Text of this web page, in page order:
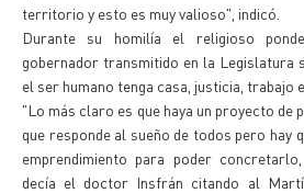
territorio y esto es muy valioso", indicó.
Durante su homilía el religioso
gobernador transmitido en la Legislatura
el ser humano tenga casa, justicia, trabajo
"Lo más claro es que haya un proyecto de
que responde al sueño de todos pero hay
emprendimiento para poder
decía el doctor Insfrán citando al